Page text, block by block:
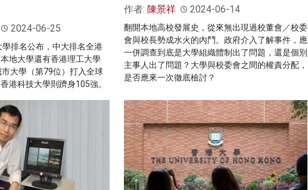
2024-06-25
學排名公布，中大排名全港
地大學還有香港理工大學
市大學（第79位）打入全球
港科技大學則躋身105強。
作者: 陳景祥 2024-06-14
翻開本地高校發展史，從來無出現過校董會／校委
會與校長勢成水火的內鬥。政府介入了解事件，應
一併調查到底是大學組織體制出了問題，還是個別
主事人出了問題？大學與校委會之間的權責分配，
是否應來一次徹底檢討？